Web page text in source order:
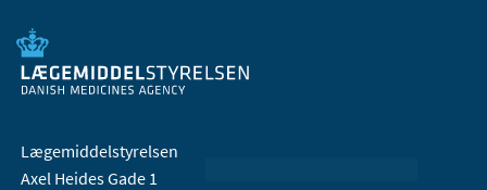
Lægemiddelstyrelsen
Axel Heides Gade 1